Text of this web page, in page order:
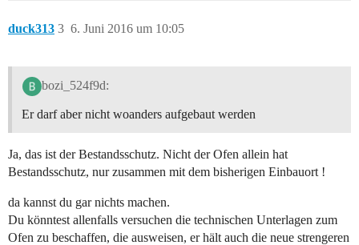
duck313 6. Juni 2016 um 10:05
3
bozi_524f9d:
Er darf aber nicht woanders aufgebaut werden
Ja, das ist der Bestandsschutz. Nicht der Ofen allein hat
Bestandsschutz, nur zusammen mit dem bisherigen Einbauort !
da kannst du gar nichts machen.
Du könntest allenfalls versuchen die technischen Unterlagen zum
Ofen zu beschaffen, die ausweisen, er hält auch die neue strengeren